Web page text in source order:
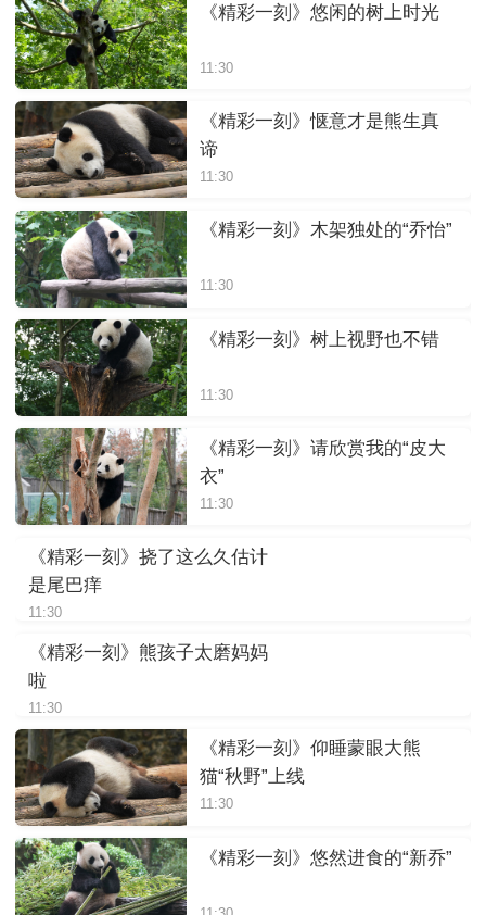
《精彩一刻》悠闲的树上时光
11:30
《精彩一刻》惬意才是熊生真
谛
11:30
《精彩一刻》木架独处的“乔怡”
11:30
《精彩一刻》树上视野也不错
11:30
《精彩一刻》请欣赏我的“皮大
衣”
11:30
《精彩一刻》挠了这么久估计
是尾巴痒
11:30
《精彩一刻》熊孩子太磨妈妈
啦
11:30
《精彩一刻》仰睡蒙眼大熊
猫“秋野”上线
11:30
《精彩一刻》悠然进食的“新乔”